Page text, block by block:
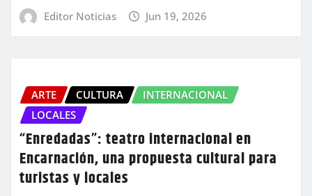
Editor Noticias Jun 19, 2026
ARTE CULTURA
INTERNACIONAL
LOCALES
“Enredadas”: teatro internacional en
Encarnación, una propuesta cultural para
turistas y locales